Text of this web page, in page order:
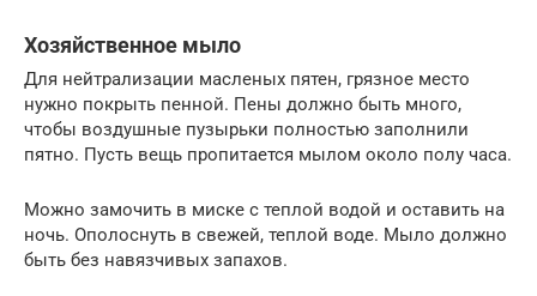
Хозяйственное мыло
Для нейтрализации масленых пятен, грязное место
нужно покрыть пенной. Пены должно быть много,
чтобы воздушные пузырьки полностью заполнили
пятно. Пусть вещь пропитается мылом около полу часа.
Можно замочить в миске с теплой водой и оставить на
ночь. Ополоснуть в свежей, теплой воде. Мыло должно
быть без навязчивых запахов.